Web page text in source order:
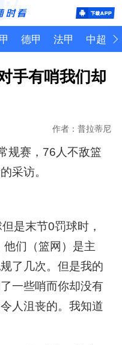
德甲 法甲 中超
手有哨我们却
作者：普拉蒂尼
规赛，76人不敌篮
采访。
是末节0罚球时，
他们（篮网）是主
了几次。但是我的
一些哨而你却没有
人沮丧的。我知道